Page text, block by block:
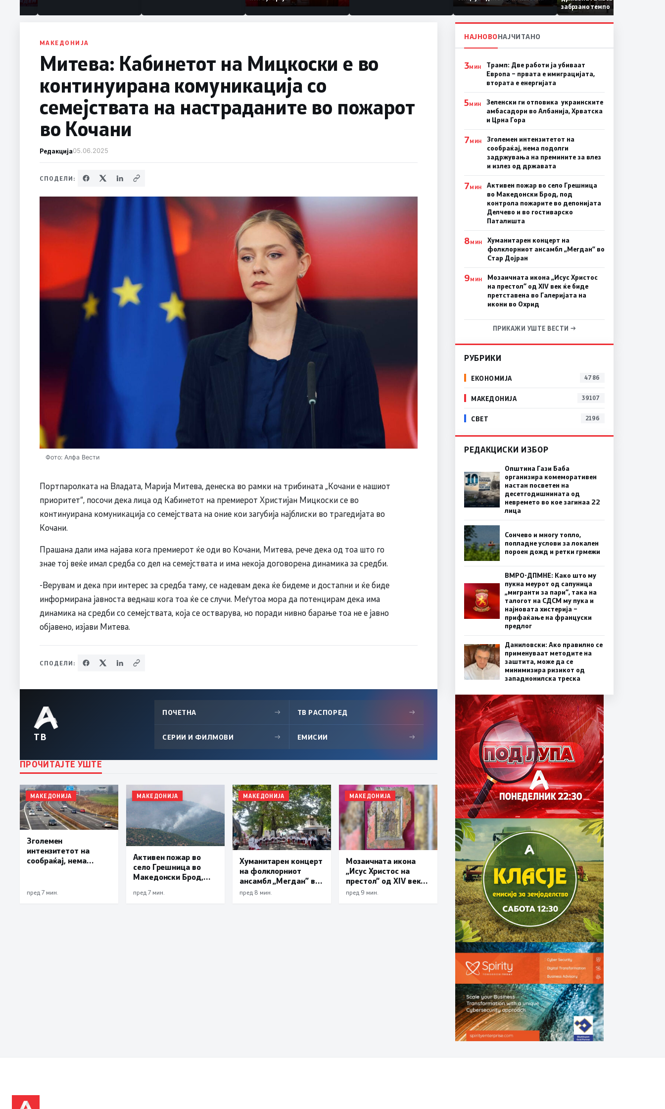
Коридор 8, Македонија
станува раскрсница на
Балканот
забрзано темпо
МАКЕДОНИЈА
Митева: Кабинетот на Мицкоски е во
континуирана комуникација со
семејствата на настраданите во пожарот
во Кочани
Редакција05.06.2025
СПОДЕЛИ:
Фото: Алфа Вести
Портпаролката на Владата, Марија Митева, денеска во рамки на трибината „Кочани е нашиот
приоритет“, посочи дека лица од Кабинетот на премиерот Христијан Мицкоски се во
континуирана комуникација со семејствата на оние кои загубија најблиски во трагедијата во
Кочани.
Прашана дали има најава кога премиерот ќе оди во Кочани, Митева, рече дека од тоа што го
знае тој веќе имал средба со дел на семејствата и има некоја договорена динамика за средби.
-Верувам и дека при интерес за средба таму, се надевам дека ќе бидеме и достапни и ќе биде
информирана јавноста веднаш кога тоа ќе се случи. Меѓутоа мора да потенцирам дека има
динамика на средби со семејствата, која се остварува, но поради нивно барање тоа не е јавно
објавено, изјави Митева.
СПОДЕЛИ:
ТВ
ПОЧЕТНА → ТВ РАСПОРЕД →
СЕРИИ И ФИЛМОВИ → ЕМИСИИ →
ПРОЧИТАЈТЕ УШТЕ
МАКЕДОНИЈА
Зголемен
интензитетот на
сообраќај, нема
и излез од државата
пред 7 мин.
МАКЕДОНИЈА
Активен пожар во
село Грешница во
Македонски Брод,
пожарите во
пред 7 мин.
МАКЕДОНИЈА
Хуманитарен концерт
на фолклорниот
ансамбл „Мегдан” во
Стар Дојран
пред 8 мин.
МАКЕДОНИЈА
Мозаичната икона
„Исус Христос на
престол“ од XIV век
ќе биде претставена
пред 9 мин.
НАЈНОВОНАЈЧИТАНО
3МИН
Трамп: Две работи ја убиваат
Европа – првата е имиграцијата,
втората е енергијата
5МИН
Зеленски ги отповика украинските
амбасадори во Албанија, Хрватска
и Црна Гора
7МИН
Зголемен интензитетот на
сообраќај, нема подолги
задржувања на премините за влез
и излез од државата
7МИН
Активен пожар во село Грешница
во Македонски Брод, под
контрола пожарите во депонијата
Делчево и во гостиварско
Паталишта
8МИН
Хуманитарен концерт на
фолклорниот ансамбл „Мегдан” во
Стар Дојран
9МИН
Мозаичната икона „Исус Христос
на престол“ од XIV век ќе биде
претставена во Галеријата на
икони во Охрид
ПРИКАЖИ УШТЕ ВЕСТИ →
РУБРИКИ
ЕКОНОМИЈА 4786
МАКЕДОНИЈА 39107
СВЕТ 2196
РЕДАКЦИСКИ ИЗБОР
Општина Гази Баба
организира комеморативен
настан посветен на
десетгодишнината од
невремето во кое загинаа 22
лица
Сончево и многу топло,
попладне услови за локален
пороен дожд и ретки грмежи
ВМРО-ДПМНЕ: Како што му
пукна меурот од сапуница
„мигранти за пари“, така на
талогот на СДСМ му пука и
најновата хистерија –
прифаќање на француски
предлог
Даниловски: Ако правилно се
применуваат методите на
заштита, може да се
минимизира ризикот од
западнонилска треска